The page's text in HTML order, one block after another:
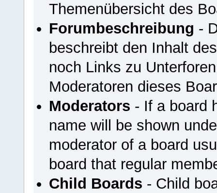
Themenübersicht des
Forumbeschreibung -
beschreibt den Inhalt
noch Links zu
Moderatoren dieses
Moderators - If a board
name will be shown
moderator of a board
board that regular
Child Boards - Child